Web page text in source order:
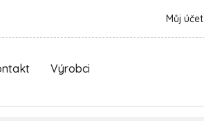
Můj účet
Výrobci